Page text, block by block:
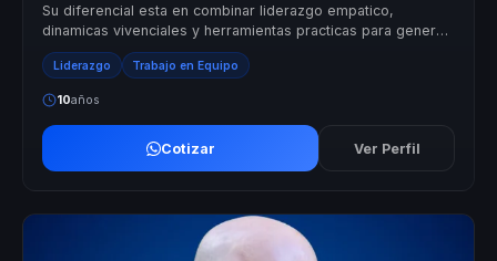
Su diferencial esta en combinar liderazgo empatico,
dinamicas vivenciales y herramientas practicas para generar
cambios culturales que si...
Liderazgo Trabajo en Equipo
10años
Cotizar Ver Perfil